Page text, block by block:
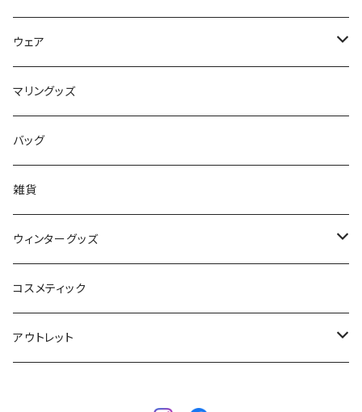
UNDERSERIES
TABIE REVO
AQA
STORMBLADE
サーフボード
SUP
BBS / EAU WETSUITS
GO NATURE
MAHALO
コイルコード
ボードケース
ウェア
メンズ
レディース
キッズ
マリングッズ
バッグ
雑貨
ウィンターグッズ
ブーツ
グローブ
コスメティック
アウトレット